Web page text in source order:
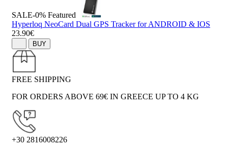
SALE-0% Featured
Hyperloq NeoCard Dual GPS Tracker for ANDROID & IOS
23.90€
BUY
FREE SHIPPING
FOR ORDERS ABOVE 69€ IN GREECE UP TO 4 KG
+30 2816008226